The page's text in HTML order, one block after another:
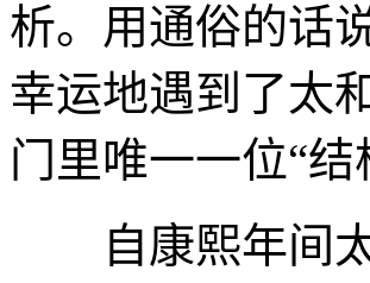
析。用通俗的话
幸运地遇到了太
门里唯一一位“
自康熙年间太